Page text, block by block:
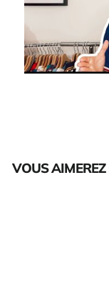
VOUS AIMEREZ